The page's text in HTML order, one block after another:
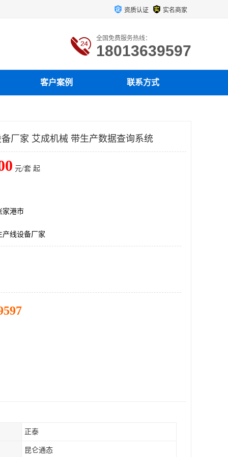
资质认证 实名商家
全国免费服务热线：
18013639597
客户案例 联系方式
厂家 艾成机械 带生产数据查询系统
元/套 起
家港市
产线设备厂家
正泰
昆仑通态